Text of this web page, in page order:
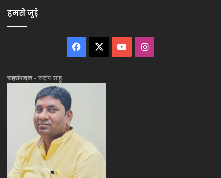
हमसे जुड़े
Facebook YouTubeInstagram
सहसंपादक - संदीप साहू